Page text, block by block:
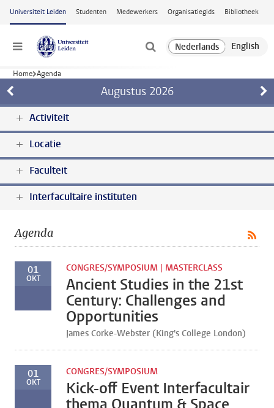
Ga naar hoofdinhoud
Universiteit Leiden Studenten Medewerkers Organisatiegids Bibliotheek
Menu
Home Agenda
Augustus 2026
Activiteit
Locatie
Faculteit
Interfacultaire instituten
Agenda
01
OKT
CONGRES/SYMPOSIUM | MASTERCLASS
Ancient Studies in the 21st
Century: Challenges and
Opportunities
James Corke-Webster (King's College London)
01
OKT
CONGRES/SYMPOSIUM
Kick-off Event Interfacultair